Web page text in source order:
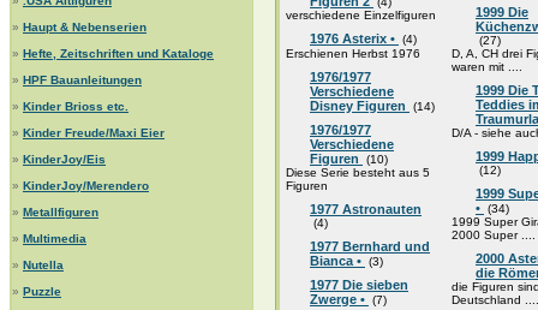
» Haupt & Nebenserien
» Hefte, Zeitschriften und Kataloge
» HPF Bauanleitungen
» Kinder Brioss etc.
» Kinder Freude/Maxi Eier
» KinderJoy/Eis
» KinderJoy/Merendero
» Metallfiguren
» Multimedia
» Nutella
» Puzzle
verschiedene Einzelfiguren
1976 Asterix • (4)
Erschienen Herbst 1976
1976/1977
Verschiedene
Disney Figuren
(14)
1976/1977
Verschiedene
Figuren
(10)
Diese Serie besteht aus 5
Figuren
1977 Astronauten
(4)
1977 Bernhard und
Bianca • (3)
1977 Die sieben
Zwerge • (7)
1999 Die
(27)
D, A, CH drei
waren mit ....
1999 Die
Teddies
D/A - siehe
1999
(12)
1999
• (34)
1999 Super
2000 Super ....
2000
die
die Figuren
Deutschland ....